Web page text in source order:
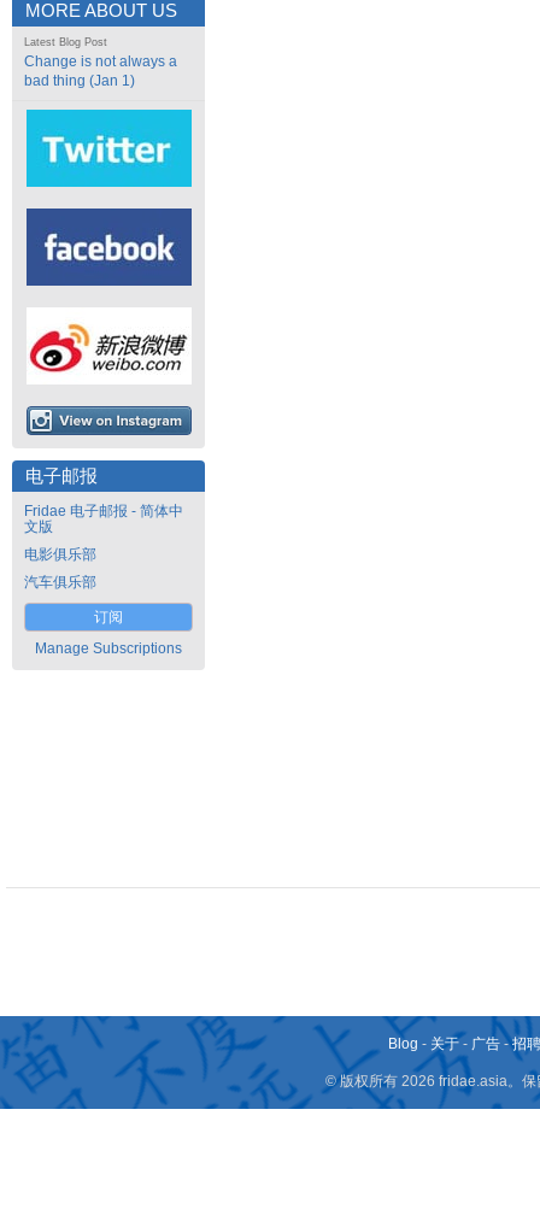
MORE ABOUT US
Latest Blog Post
Change is not always a
bad thing (Jan 1)
电子邮报
Fridae 电子邮报 - 简体中
文版
电影俱乐部
汽车俱乐部
订阅
Manage Subscriptions
Blog - 关于 - 广告 -招
© 版权所有 2026 fridae.asia。